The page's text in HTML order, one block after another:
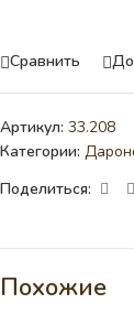
Сравнить
Артикул: 33.208
Категории:
Поделиться:
Похожие